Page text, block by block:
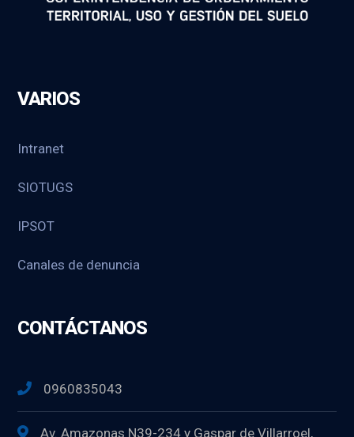
VARIOS
Intranet
SIOTUGS
IPSOT
Canales de denuncia
CONTÁCTANOS
0960835043
Av. Amazonas N39-234 y Gaspar de Villarroel,